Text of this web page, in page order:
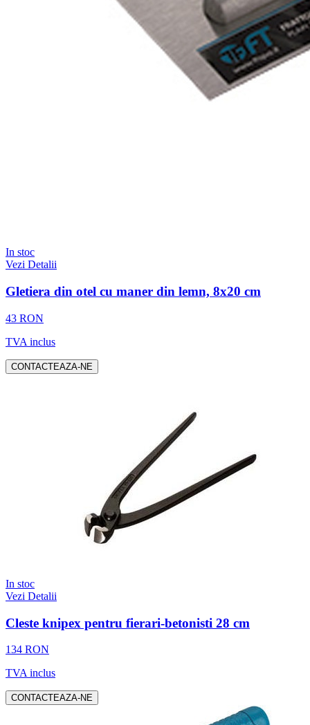
In stoc
Vezi Detalii
Gletiera din otel cu maner din lemn, 8x20 cm
43 RON
TVA inclus
CONTACTEAZA-NE
In stoc
Vezi Detalii
Cleste knipex pentru fierari-betonisti 28 cm
134 RON
TVA inclus
CONTACTEAZA-NE